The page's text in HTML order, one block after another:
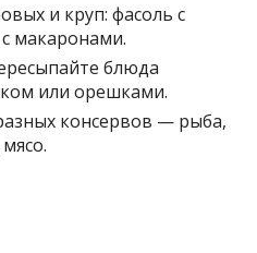
и круп: фасоль с
макаронами.
блюда
или орешками.
консервов — рыба,